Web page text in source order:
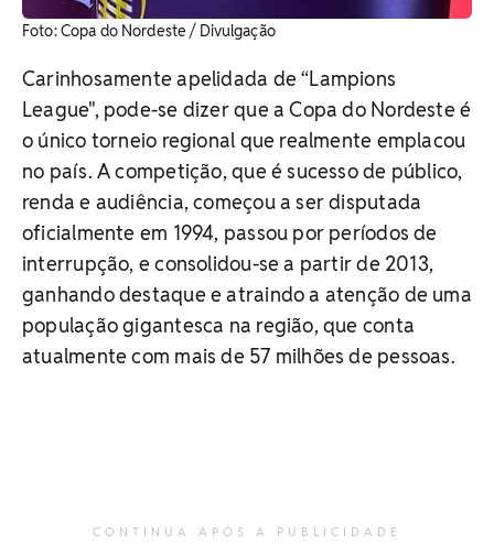
Foto: Copa do Nordeste / Divulgação
Carinhosamente apelidada de “Lampions
League", pode-se dizer que a Copa do Nordeste é
o único torneio regional que realmente emplacou
no país. A competição, que é sucesso de público,
renda e audiência, começou a ser disputada
oficialmente em 1994, passou por períodos de
interrupção, e consolidou-se a partir de 2013,
ganhando destaque e atraindo a atenção de uma
população gigantesca na região, que conta
atualmente com mais de 57 milhões de pessoas.
CONTINUA APÓS A PUBLICIDADE